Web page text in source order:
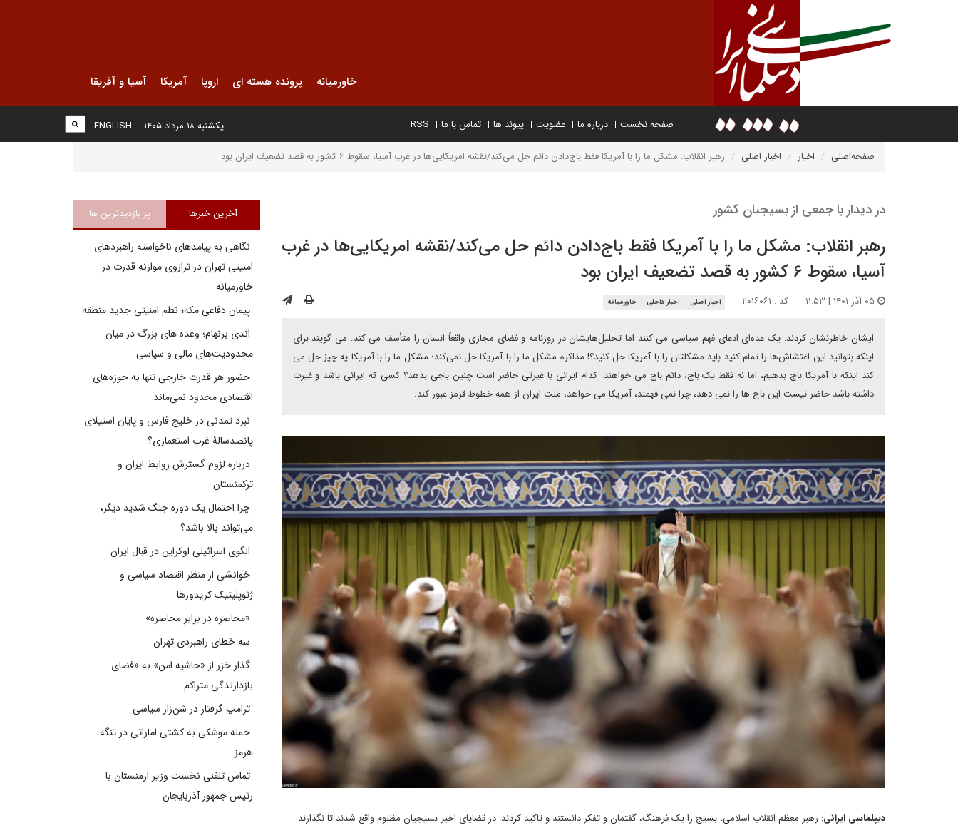
خاورمیانه پرونده هسته ای اروپا آمریکا آسیا و آفریقا
صفحه نخست درباره ما عضویت پیوند ها تماس با ما RSS
ENGLISH یکشنبه ۱۸ مرداد ۱۴۰۵
صفحه‌اصلی اخبار اخبار اصلی رهبر انقلاب: مشکل ما را با آمریکا فقط باج‌دادن دائم حل می‌کند/نقشه امریکایی‌ها در غرب آسیا، سقوط ۶ کشور به قصد تضعیف ایران بود
در دیدار با جمعی از بسیجیان کشور
رهبر انقلاب: مشکل ما را با آمریکا فقط باج‌دادن دائم حل می‌کند/نقشه امریکایی‌ها در غرب
آسیا، سقوط ۶ کشور به قصد تضعیف ایران بود
کد : ۲۰۱۶۰۶۱ اخبار اصلی اخبار داخلی خاورمیانه
ایشان خاطرنشان کردند: یک عده‌ای ادعای فهم سیاسی می کنند اما تحلیل‌هایشان در روزنامه و فضای مجازی واقعاً انسان را متأسف می کند. می گویند برای
اینکه بتوانید این اغتشاش‌ها را تمام کنید باید مشکلتان را با آمریکا حل کنید؟! مذاکره مشکل ما را با آمریکا حل نمی‌کند؛ مشکل ما را با آمریکا یه چیز حل می
کند اینکه با آمریکا باج بدهیم، اما نه فقط یک باج، دائم باج می خواهند. کدام ایرانی با غیرتی حاضر است چنین باجی بدهد؟ کسی که ایرانی باشد و غیرت
داشته باشد حاضر نیست این باج ها را نمی دهد، چرا نمی فهمند، آمریکا می خواهد، ملت ایران از همه خطوط قرمز عبور کند.
دیپلماسی ایرانی: رهبر معظم انقلاب اسلامی، بسیج را یک فرهنگ، گفتمان و تفکر دانستند و تاکید کردند: در قضایای اخیر بسیجیان مظلوم واقع شدند تا نگذارند
آخرین خبرها پر بازدیدترین ها
نگاهی به پیامدهای ناخواسته راهبردهای
امنیتی تهران در ترازوی موازنه قدرت در
خاورمیانه
پیمان دفاعی مکه؛ نظم امنیتی جدید منطقه
اندی برنهام؛ وعده های بزرگ در میان
محدودیت‌های مالی و سیاسی
حضور هر قدرت خارجی تنها به حوزه‌های
اقتصادی محدود نمی‌ماند
نبرد تمدنی در خلیج فارس و پایان استیلای
پانصدسالۀ غرب استعماری؟
درباره لزوم گسترش روابط ایران و
ترکمنستان
چرا احتمال یک دوره جنگ شدید دیگر،
می‌تواند بالا باشد؟
الگوی اسرائیلی اوکراین در قبال ایران
خوانشی از منظر اقتصاد سیاسی و
ژئوپلیتیک کریدورها
«محاصره در برابر محاصره»
سه خطای راهبردی تهران
گذار خزر از «حاشیه امن» به «فضای
بازدارندگی متراکم
ترامپ گرفتار در شن‌زار سیاسی
حمله موشکی به کشتی اماراتی در تنگه
هرمز
تماس تلفنی نخست وزیر ارمنستان با
رئیس جمهور آذربایجان